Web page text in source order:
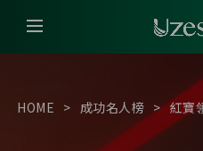
HOME 成功名人榜 紅寶